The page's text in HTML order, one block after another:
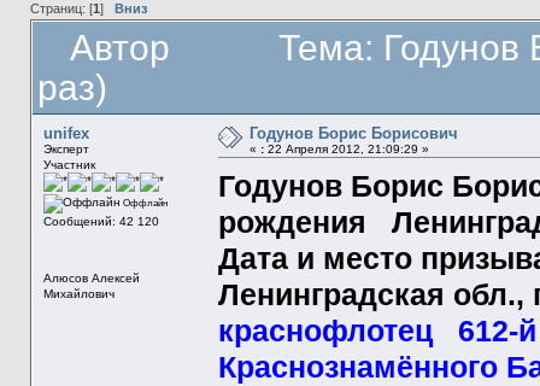
Страниц: [1 ] Вниз
Автор
Тема: Годунов
раз)
unifex
Эксперт
Участник
Оффлайн
Сообщений: 42 120
Алюсов Алексей
Михайлович
Годунов Борис Борисович
« : 22 Апреля 2012, 21:09:29 »
Годунов Борис
рождения
Дата и место
Ленинградская обл.,
краснофлотец 612-
Краснознамённого